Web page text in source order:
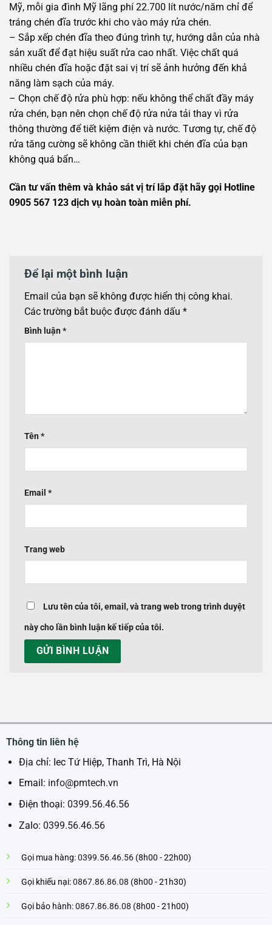
Mỹ, mỗi gia đình Mỹ lãng phí 22.700 lít nước/năm chỉ để
tráng chén đĩa trước khi cho vào máy rửa chén.
– Sắp xếp chén đĩa theo đúng trình tự, hướng dẫn của nhà
sản xuất để đạt hiệu suất rửa cao nhất. Việc chất quá
nhiều chén đĩa hoặc đặt sai vị trí sẽ ảnh hưởng đến khả
năng làm sạch của máy.
– Chọn chế độ rửa phù hợp: nếu không thể chất đầy máy
rửa chén, bạn nên chọn chế độ rửa nửa tải thay vì rửa
thông thường để tiết kiệm điện và nước. Tương tự, chế độ
rửa tăng cường sẽ không cần thiết khi chén đĩa của bạn
không quá bẩn…
Cần tư vấn thêm và khảo sát vị trí lắp đặt hãy gọi Hotline
0905 567 123 dịch vụ hoàn toàn miễn phí.
Để lại một bình luận
Email của bạn sẽ không được hiển thị công khai.
Các trường bắt buộc được đánh dấu *
Bình luận *
Tên *
Email *
Trang web
Lưu tên của tôi, email, và trang web trong trình duyệt
này cho lần bình luận kế tiếp của tôi.
Thông tin liên hệ
Địa chỉ: Iec Tứ Hiệp, Thanh Trì, Hà Nội
Email: info@pmtech.vn
Điện thoại: 0399.56.46.56
Zalo: 0399.56.46.56
Gọi mua hàng:0399.56.46.56(8h00 - 22h00)
Gọi khiếu nại:0867.86.86.08 (8h00 - 21h30)
Gọi bảo hành:0867.86.86.08 (8h00 - 21h00)